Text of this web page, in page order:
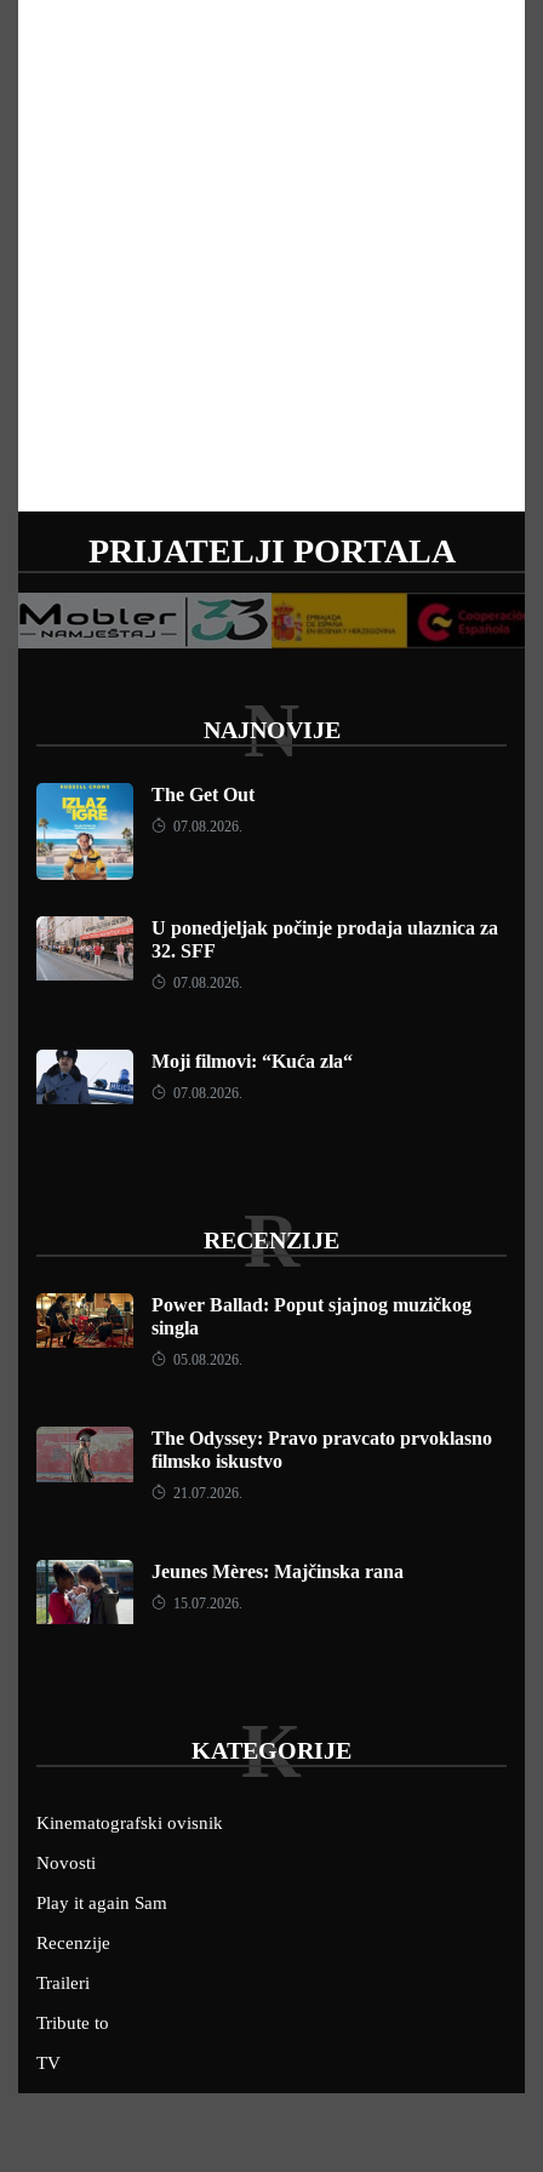
PRIJATELJI PORTALA
NAJNOVIJE
N
The Get Out
07.08.2026.
U ponedjeljak počinje prodaja ulaznica za
32. SFF
07.08.2026.
Moji filmovi: “Kuća zla“
07.08.2026.
RECENZIJE
R
Power Ballad: Poput sjajnog muzičkog
singla
05.08.2026.
The Odyssey: Pravo pravcato prvoklasno
filmsko iskustvo
21.07.2026.
Jeunes Mères: Majčinska rana
15.07.2026.
KATEGORIJE
K
Kinematografski ovisnik
Novosti
Play it again Sam
Recenzije
Traileri
Tribute to
TV